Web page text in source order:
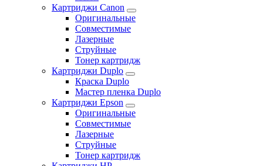
Картриджи Canon
Оригинальные
Совместимые
Лазерные
Струйные
Тонер картридж
Картриджи Duplo
Краска Duplo
Мастер пленка Duplo
Картриджи Epson
Оригинальные
Совместимые
Лазерные
Струйные
Тонер картридж